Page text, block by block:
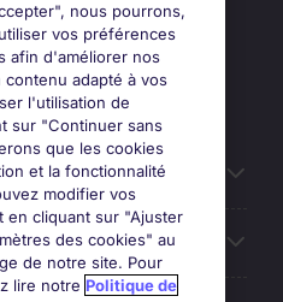
nous pourrons,
vos préférences
afin d'améliorer nos
adapté à vos
l'utilisation de
sur "Continuer sans
que les cookies
et la fonctionnalité
modifier vos
en cliquant sur "Ajuster
des cookies" au
de notre site. Pour
lire notre Politique de